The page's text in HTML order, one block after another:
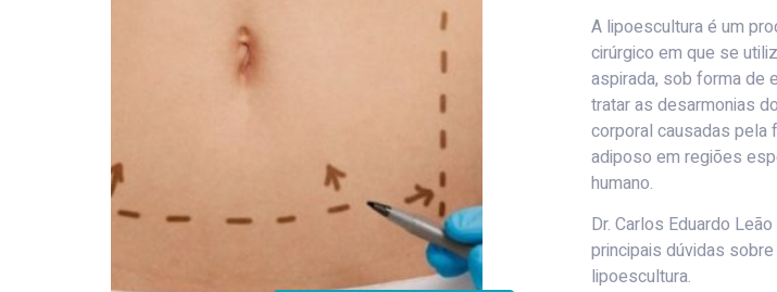
A lipoescultura é um
cirúrgico em que se
aspirada, sob forma de
tratar as desarmonias
corporal causadas pela
adiposo em regiões
humano.
Dr. Carlos Eduardo
principais dúvidas
lipoescultura.